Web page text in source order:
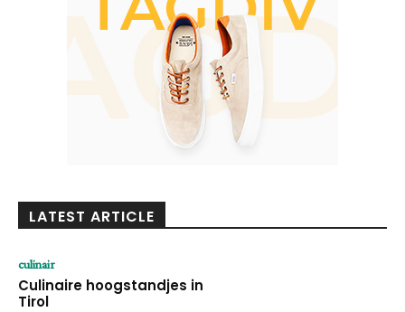
LATEST ARTICLE
culinair
Culinaire hoogstandjes in
Tirol